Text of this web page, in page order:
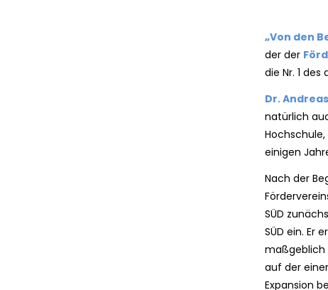
„Von den
der der
die Nr. 1
Dr.
natürlich
einigen
Nach der
SÜD
SÜD ein. Er
maßgeblich
auf der
Expansion